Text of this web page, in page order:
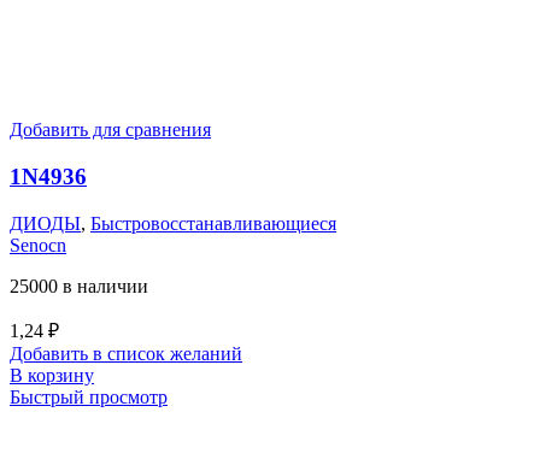
Добавить для сравнения
1N4936
ДИОДЫ, Быстровосстанавливающиеся
Senocn
25000 в наличии
1,24 ₽
Добавить в список желаний
В корзину
Быстрый просмотр